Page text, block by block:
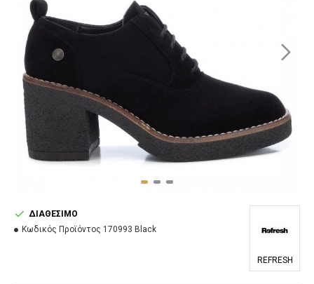
ΔΙΑΘΈΣΙΜΟ
Κωδικός Προϊόντος 170993 Black
REFRESH